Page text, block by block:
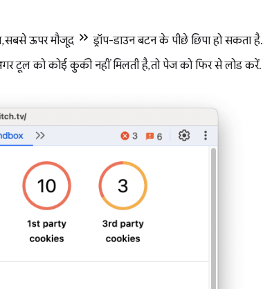
सबसे ऊपर मौजूद
ड्रॉप-डाउन बटन के पीछे छिपा हो सकता है.
टूल को कोई कुकी नहीं मिलती है, तो पेज को फिर से लोड करें.